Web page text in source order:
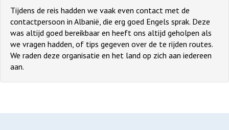
Tijdens de reis hadden we vaak even contact met de
contactpersoon in Albanië, die erg goed Engels sprak. Deze
was altijd goed bereikbaar en heeft ons altijd geholpen als
we vragen hadden, of tips gegeven over de te rijden routes.
We raden deze organisatie en het land op zich aan iedereen
aan.